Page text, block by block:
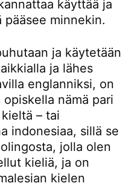
käyttää ja
minnekin.
ja käytetään
ja lähes
englanniksi, on
nämä pari
– tai
indonesiaa, sillä se
jolla olen
kieliä, ja on
kielen